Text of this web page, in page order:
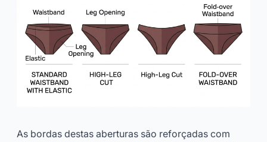
As bordas destas aberturas são reforçadas com